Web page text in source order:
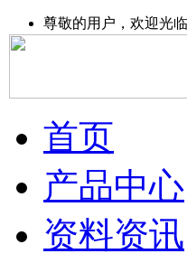
尊敬的用户，欢迎光临
首页
产品中心
资料资讯